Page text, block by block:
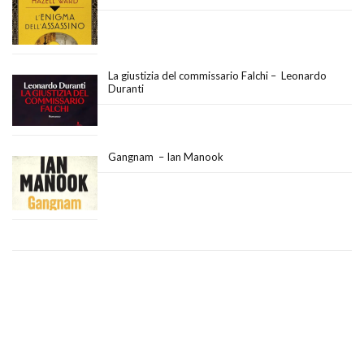
La giustizia del commissario Falchi – Leonardo
Duranti
Gangnam – Ian Manook